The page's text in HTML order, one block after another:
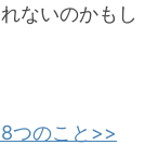
ないのかもし
つのこと>>